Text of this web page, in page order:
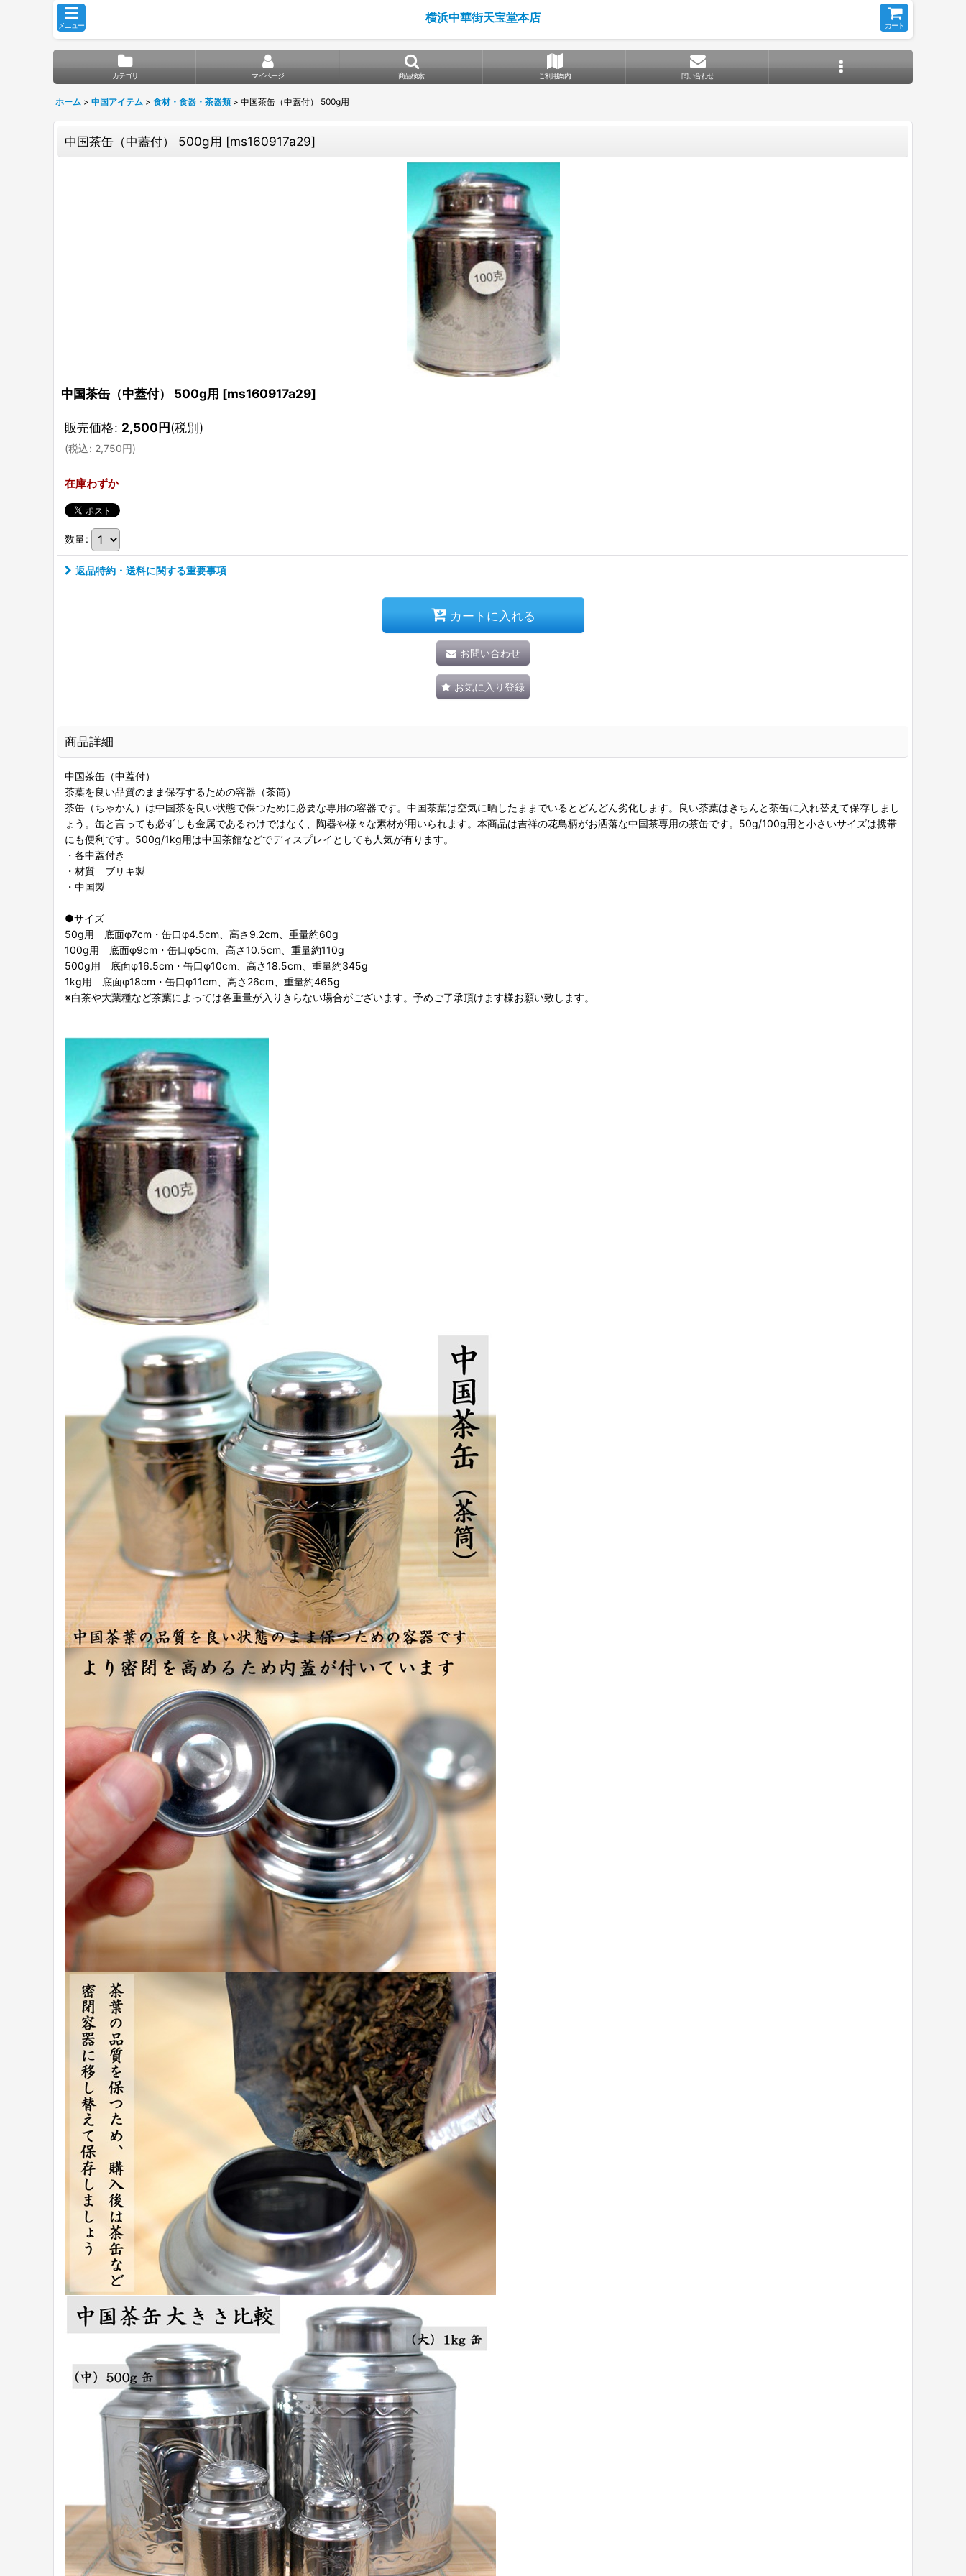
メニュー
横浜中華街天宝堂本店
カート
カテゴリ マイページ 商品検索 ご利用案内 問い合わせ
ホーム > 中国アイテム > 食材・食器・茶器類 > 中国茶缶（中蓋付） 500g用
中国茶缶（中蓋付） 500g用 [ms160917a29]
中国茶缶（中蓋付） 500g用 [ms160917a29]
販売価格: 2,500円(税別)
(税込: 2,750円)
在庫わずか
数量:
返品特約・送料に関する重要事項
カートに入れる
お問い合わせ
お気に入り登録
商品詳細
中国茶缶（中蓋付）
茶葉を良い品質のまま保存するための容器（茶筒）
茶缶（ちゃかん）は中国茶を良い状態で保つために必要な専用の容器です。中国茶葉は空気に晒したままでいるとどんどん劣化します。良い茶葉はきちんと茶缶に入れ替えて保存しまし
ょう。缶と言っても必ずしも金属であるわけではなく、陶器や様々な素材が用いられます。本商品は吉祥の花鳥柄がお洒落な中国茶専用の茶缶です。50g/100g用と小さいサイズは携帯
にも便利です。500g/1kg用は中国茶館などでディスプレイとしても人気が有ります。
・各中蓋付き
・材質 ブリキ製
・中国製
●サイズ
50g用 底面φ7cm・缶口φ4.5cm、高さ9.2cm、重量約60g
100g用 底面φ9cm・缶口φ5cm、高さ10.5cm、重量約110g
500g用 底面φ16.5cm・缶口φ10cm、高さ18.5cm、重量約345g
1kg用 底面φ18cm・缶口φ11cm、高さ26cm、重量約465g
※白茶や大葉種など茶葉によっては各重量が入りきらない場合がございます。予めご了承頂けます様お願い致します。